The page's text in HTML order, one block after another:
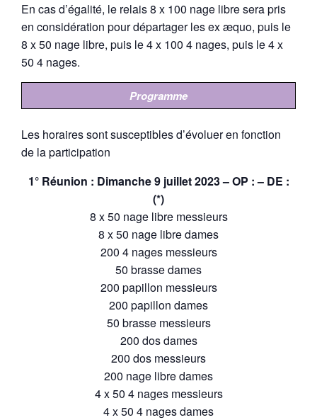
En cas d’égalité, le relais 8 x 100 nage libre sera pris
en considération pour départager les ex æquo, puis le
8 x 50 nage libre, puis le 4 x 100 4 nages, puis le 4 x
50 4 nages.
Programme
Les horaires sont susceptibles d’évoluer en fonction
de la participation
1° Réunion : Dimanche 9 juillet 2023 – OP : – DE :
(*)
8 x 50 nage libre messieurs
8 x 50 nage libre dames
200 4 nages messieurs
50 brasse dames
200 papillon messieurs
200 papillon dames
50 brasse messieurs
200 dos dames
200 dos messieurs
200 nage libre dames
4 x 50 4 nages messieurs
4 x 50 4 nages dames